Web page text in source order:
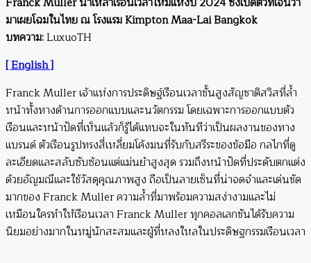
มาเผยโฉมในไทย ณ โรงแรม Kimpton Maa-Lai Bangkok
บทความ:LuxuoTH
[ English ]
Franck Muller เจ้าแห่งการประดิษฐ์เรือนเวลาชั้นสูงสัญชาติสวิสที่ล้ำ
หน้าทั้งทางด้านการออกแบบและนวัตกรรม โดยเฉพาะการออกแบบตัว
เรือนและหน้าปัดที่เห็นแล้วก็รู้ได้แทบจะในทันทีว่าเป็นผลงานของทาง
แบรนด์ ตัวเรือนรูปทรงสี่เหลี่ยมโค้งมนที่รับกับสรีระของข้อมือ กลไกที่ดู
ละเอียดและสลับซับซ้อนแต่แม่นยำสูงสุด รวมถึงหน้าปัดที่ประดับตกแต่ง
ด้วยอัญมณีและใช้วัสดุคุณภาพสูง ถือเป็นลายเซ็นที่น่าจดจำและเด่นชัด
มากของ Franck Muller ความล้ำที่มาพร้อมความสง่างามและไม่
เหมือนใครทำให้เรือนเวลา Franck Muller ทุกคอลเลกชันได้รับความ
นิยมอย่างมากในหมู่นักสะสมและผู้ที่หลงใหลในประดิษฐกรรมเรือนเวลา